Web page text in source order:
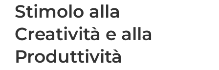
Stimolo alla
Creatività e alla
Produttività